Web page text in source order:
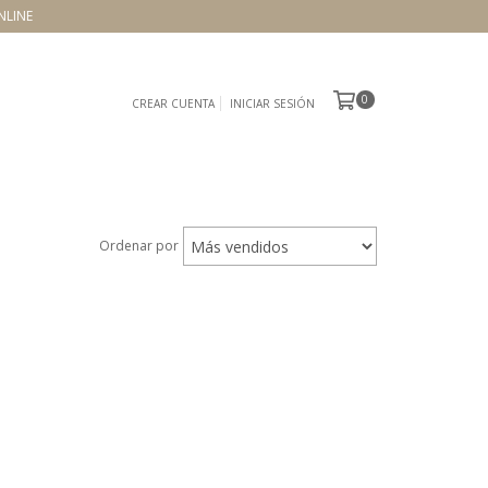
CREAR CUENTA INICIAR SESIÓN 0
Ordenar por